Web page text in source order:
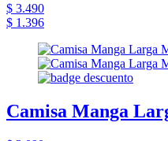
$ 3.490
$ 1.396
Camisa Manga